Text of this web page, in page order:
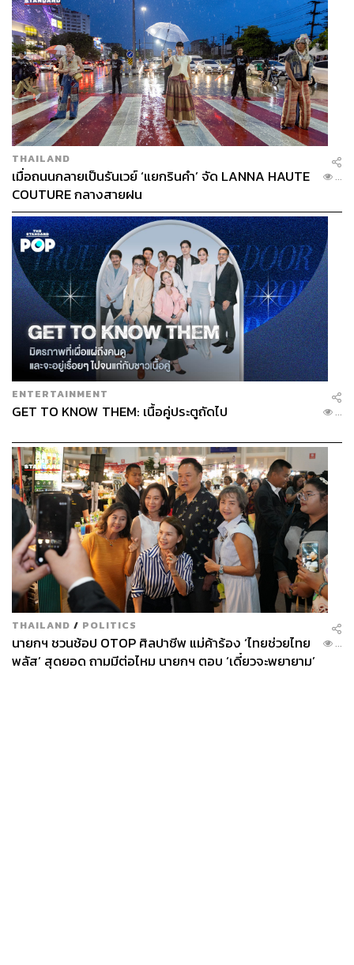
และสิ่งหนึ่งที่ตลาดรถยนต์ EV ในไทยยังมีช่องว่างคือ ยอด
ขายรถ EV ส่วนใหญ่นั้นเน้นกลุ่ม Eco Car แต่กลุ่ม SUV ยัง
เป็นกลุ่มที่ยังไม่มีผู้เล่นเยอะมากนัก รวมไปถึงกลุ่มอย่าง MPV
(Multi Purpose Van) และคอมเมอร์เชียลก็ยังมีน้อย
ต่อคำถามที่ว่า มองสงครามราคา EV ในไทยอย่างไร ส่วนตัว
มองว่า “เราเริ่มเห็นสงครามราคาร้อนแรงอย่างมากในขณะ
นี้ แต่คงไม่ใช่เรื่องดีนักที่จะหั่นราคาลงเช่นนั้น เพราะจะ
ทำให้ลูกค้าลังเลหรือชะลอการซื้อ ที่สำคัญคือทำลายทั้ง
ระบบนิเวศอุตสาหกรรม”
อย่างไรก็ตาม เชื่อว่ารัฐบาลก็น่าจะมีแนวทางหารือกับ
แบรนด์ที่เริ่มทำสงครามราคา แต่ก็น่าจะทราบกันดีว่า เรื่องนี้
ที่จีนก็เคยเกิดสงครามราคารุนแรงมากมาก่อน ในขณะนั้น
ตลาดวุ่นวายมาก คงต้องใช้เวลาประมาณ 3-4 เดือนกว่าจะ
กลับมาเป็นปกติ ดังนั้นมองว่าตลาดไทยก็อาจคล้ายคลึงกัน
“อย่างไรก็แล้วแต่ ZEEKR จะไม่เทียบตัวเองกับแบรนด์จีน แต่
เราขออยู่ในกลุ่มรถพรีเมียม-ลักชัวรี อย่าง BMW หรือ
Mercedes-Benz ส่วนราคาผมก็อยากยืนยันและย้ำว่า
ZEEKR จะไม่เล่นสงครามราคาเด็ดขาด เราจะเน้นการมอบ
ประสบการณ์ที่ดีให้ลูกค้า ด้วยคุณภาพสินค้าของรถพรีเมียม-
กับอุตสาหกรรม EV ในไทย”
เป่า จ้วงเฟย กล่าวทิ้งท้ายกับ THE STANDARD WELTH ว่า
หากตลาดในไทยเติบโตในระดับนี้ อนาคตมองไปถึงแผนก่อ
ตั้งโรงงานในประเทศไทยอย่างแน่นอน
สามารถติดตาม THE STANDARD WEALTH
ผ่านแอปพลิเคชันต่างๆ ที่คุณสะดวกหรือใช้งานอยู่แล้วได้เลย
THAILAND
เมื่อถนนกลายเป็นรันเวย์ ‘แยกรินคำ’ จัด LANNA HAUTE
COUTURE กลางสายฝน
...
ENTERTAINMENT
GET TO KNOW THEM: เนื้อคู่ประตูถัดไป ...
THAILAND / POLITICS
นายกฯ ชวนช้อป OTOP ศิลปาชีพ แม่ค้าร้อง ‘ไทยช่วยไทย
พลัส’ สุดยอด ถามมีต่อไหม นายกฯ ตอบ ‘เดี๋ยวจะพยายาม’
...